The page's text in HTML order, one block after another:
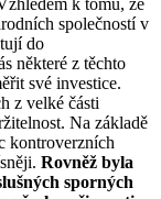
společností v
do
některé z těchto
své investice.
z velké části
Na základě
kontroverzních
Rovněž byla
sporných